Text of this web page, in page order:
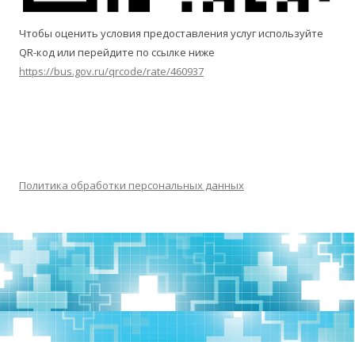
Чтобы оценить условия предоставления услуг используйте
QR-код или перейдите по ссылке ниже
https://bus.gov.ru/qrcode/rate/460937
Политика обработки персональных данных